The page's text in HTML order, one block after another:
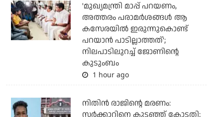
'മുഖ്യമന്ത്രി മാപ്പ് പറയണം,
അത്തരം പരാമര്‍ശങ്ങള്‍ ആ
കസേരയില്‍ ഇരുന്നുകൊണ്ട്
പറയാന്‍ പാടില്ലാത്തത്';
നിലപാടിലുറച്ച് ജോണിന്റെ
കുടുംബം
1 hour ago
നിതിന്‍ രാജിന്റെ മരണം: